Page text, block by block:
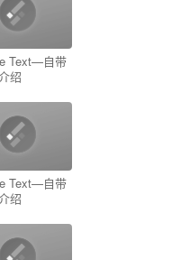
Text—自带
绍
Text—自带
绍